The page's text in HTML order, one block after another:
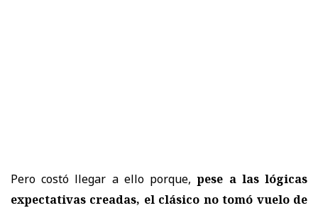
Pero costó llegar a ello porque,pese a las lógicas
expectativas creadas, el clásico no tomó vuelo de